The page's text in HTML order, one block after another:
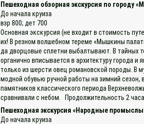
Пешеходная обзорная экскурсия по городу
До начала круиза
взр 800; дет 700
Основная экскурсия (не входит в стоимость
их! В резном волшебном тереме «Мышкины
да дворцовые сплетни выбалтывают. В тайных
органично вписывается в архитектуру города
только из шерсти овец романовской породы. В
модной обувью ручной работы на зимний
памятников классического периода
сравнивали с небом. Продолжительность 2
Пешеходная экскурсия «Народные
До начала круиза